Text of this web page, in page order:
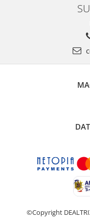
©Copyright